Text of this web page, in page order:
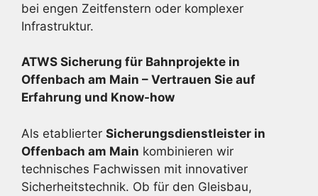
bei engen Zeitfenstern oder komplexer
Infrastruktur.
ATWS Sicherung für Bahnprojekte in
Offenbach am Main – Vertrauen Sie auf
Erfahrung und Know-how
Als etablierter Sicherungsdienstleister in
Offenbach am Main kombinieren wir
technisches Fachwissen mit innovativer
Sicherheitstechnik. Ob für den Gleisbau,